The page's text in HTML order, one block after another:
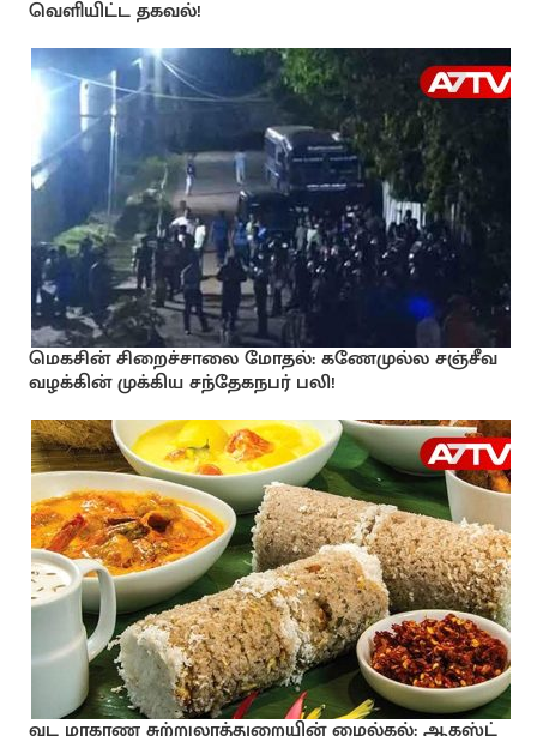
வெளியிட்ட தகவல்!
மெகசின் சிறைச்சாலை மோதல்: கணேமுல்ல சஞ்சீவ
வழக்கின் முக்கிய சந்தேகநபர் பலி!